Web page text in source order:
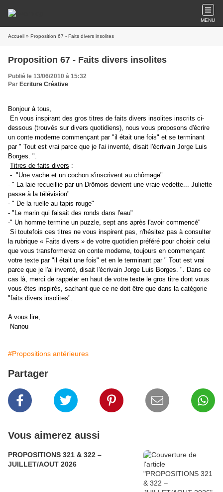
MENU
Accueil » Proposition 67 - Faits divers insolites
Proposition 67 - Faits divers insolites
Publié le 13/06/2010 à 15:32
Par Ecriture Créative
Bonjour à tous,
En vous inspirant des gros titres de faits divers insolites inscrits ci-
dessous (trouvés sur divers quotidiens), nous vous proposons d'écrire
un conte moderne commençant par "il était une fois" et se terminant
par " Tout est vrai parce que je l'ai inventé, disait l'écrivain Jorge Luis
Borges. ".
Titres de faits divers :
- "Une vache et un cochon s'inscrivent au chômage"
- " La laie recueillie par un Drômois devient une vraie vedette... Juliette
passe à la télévision"
- " De la ruelle au tapis rouge"
- "Le marin qui faisait des ronds dans l'eau"
-" Un homme termine un puzzle, sept ans après l'avoir commencé"
Si toutefois ces titres ne vous inspirent pas, n'hésitez pas à consulter
la rubrique « Faits divers » de votre quotidien préféré pour choisir celui
que vous transformerez en conte moderne, toujours en commençant
votre texte par "il était une fois" et en le terminant par " Tout est vrai
parce que je l'ai inventé, disait l'écrivain Jorge Luis Borges. ". Dans ce
cas là, merci de rappeler en haut de votre texte le gros titre dont vous
vous êtes inspirés, sachant que ce ne doit être que dans la catégorie
"faits divers insolites".
A vous lire,
Nanou
#Propositions antérieures
Partager
Vous aimerez aussi
PROPOSITIONS 321 & 322 –
JUILLET/AOUT 2026